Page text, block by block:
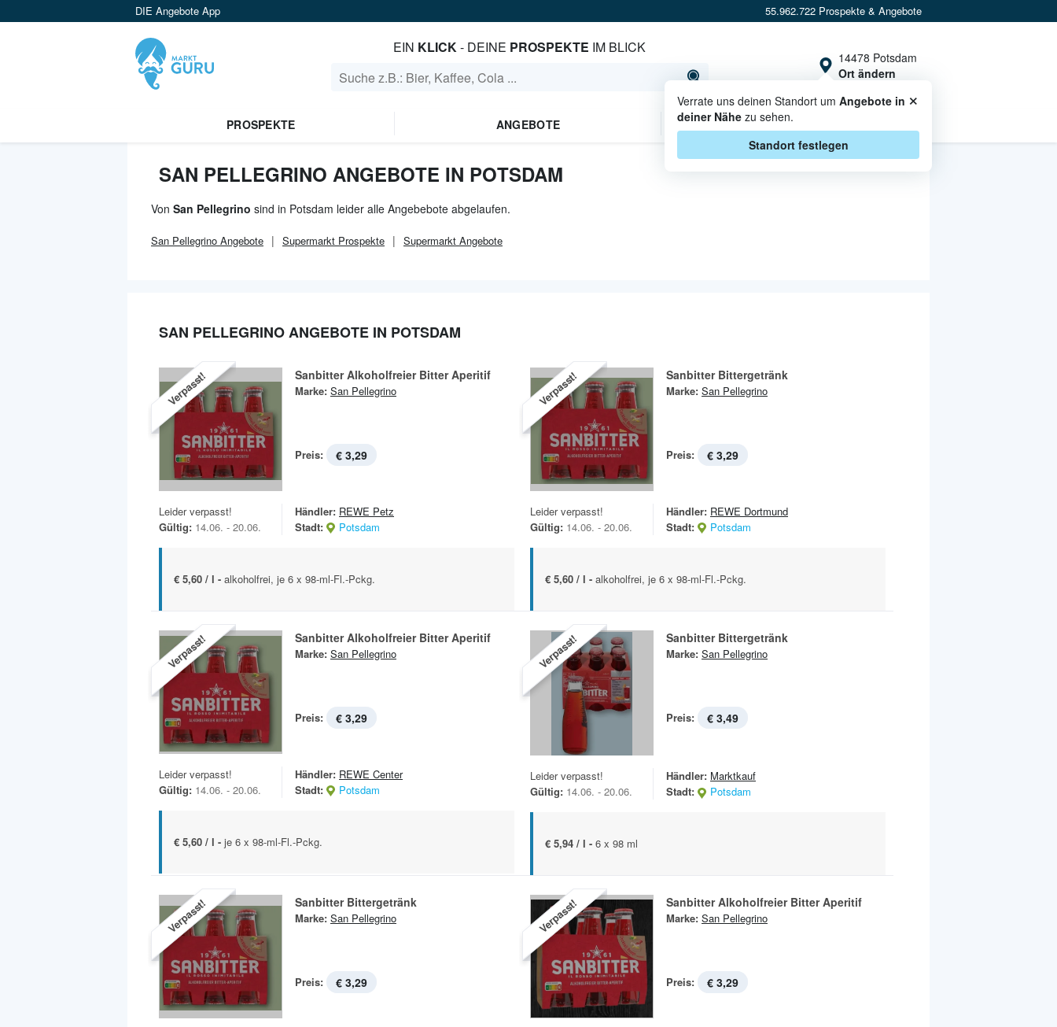
DIE Angebote App 55.962.722 Prospekte & Angebote
EIN KLICK- DEINE PROSPEKTE IM BLICK
14478 Potsdam
Ort ändern
Verrate uns deinen Standort umAngebote in
deiner Nähe zu sehen.
Standort festlegen
×
PROSPEKTE ANGEBOTE CASHBACK
SAN PELLEGRINO ANGEBOTE IN POTSDAM
Von San Pellegrino sind in Potsdam leider alle Angebebote abgelaufen.
San Pellegrino Angebote Supermarkt Prospekte Supermarkt Angebote
SAN PELLEGRINO ANGEBOTE IN POTSDAM
Verpasst! Sanbitter Alkoholfreier Bitter Aperitif
Marke: San Pellegrino
Preis: € 3,29
Leider verpasst!
Gültig: 14.06. - 20.06.
Händler: REWE Petz
Stadt:
Potsdam
€ 5,60 / l - alkoholfrei, je 6 x 98-ml-Fl.-Pckg.
Verpasst! Sanbitter Bittergetränk
Marke: San Pellegrino
Preis: € 3,29
Leider verpasst!
Gültig: 14.06. - 20.06.
Händler: REWE Dortmund
Stadt:
Potsdam
€ 5,60 / l - alkoholfrei, je 6 x 98-ml-Fl.-Pckg.
Verpasst! Sanbitter Alkoholfreier Bitter Aperitif
Marke: San Pellegrino
Preis: € 3,29
Leider verpasst!
Gültig: 14.06. - 20.06.
Händler: REWE Center
Stadt:
Potsdam
€ 5,60 / l - je 6 x 98-ml-Fl.-Pckg.
Verpasst! Sanbitter Bittergetränk
Marke: San Pellegrino
Preis: € 3,49
Leider verpasst!
Gültig: 14.06. - 20.06.
Händler: Marktkauf
Stadt:
Potsdam
€ 5,94 / l - 6 x 98 ml
Verpasst! Sanbitter Bittergetränk
Marke: San Pellegrino
Preis: € 3,29
Verpasst! Sanbitter Alkoholfreier Bitter Aperitif
Marke: San Pellegrino
Preis: € 3,29